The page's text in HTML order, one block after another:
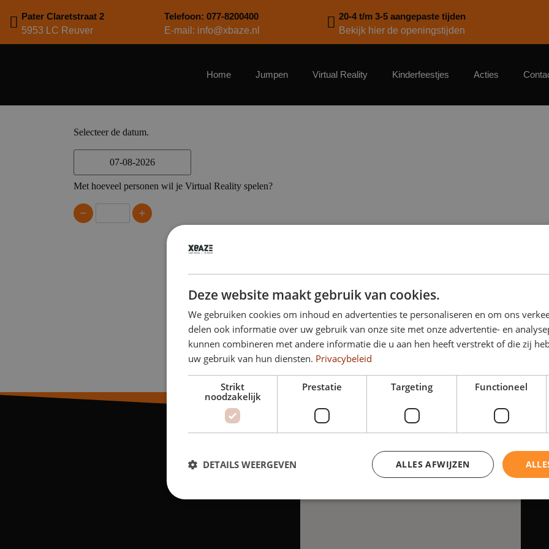
Pater Claretstraat 2
5953 LC Reuver
Telefoon: 077-8200400
E-mail: info@xbaze.nl
20-4 t/m 3-5 aangepaste tijden
Bekijk hier de openingstijden
Home Jumpen Virtual Reality Kinderfeestjes Acties
Selecteer de datum.
Met hoeveel personen wil je Virtual Reality spelen?
Powered by
Deze website maakt gebruik van cookies.
We gebruiken cookies om inhoud en advertenties te personaliseren en om ons
delen ook informatie over uw gebruik van onze site met onze advertentie- en
kunnen combineren met andere informatie die u aan hen heeft verstrekt of die zij
uw gebruik van hun diensten. Privacybeleid
Strikt
noodzakelijk
Prestatie Targeting Functioneel
ALLES AFWIJZEN
DETAILS WEERGEVEN
Strikt noodzakelijke cookies maken de kernfunctionaliteiten van de website mogelijk, zoals